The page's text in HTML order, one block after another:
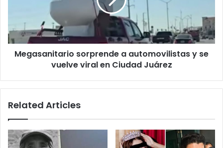
vuelve
viral
en
Ciudad
Megasanitario sorprende a automovilistas y se
vuelve viral en Ciudad Juárez
Related Articles